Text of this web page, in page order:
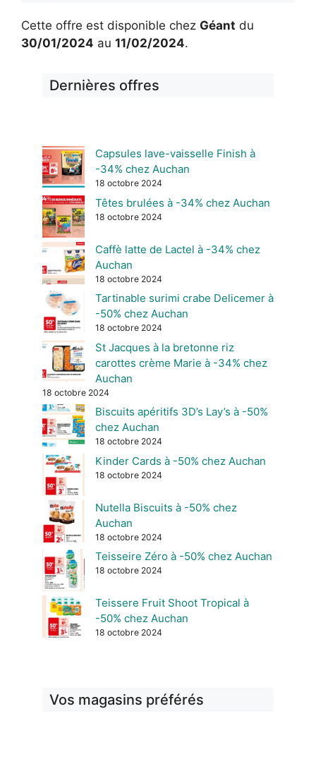
Cette offre est disponible chez Géant du
30/01/2024 au 11/02/2024.
Dernières offres
Capsules lave-vaisselle Finish à
-34% chez Auchan
18 octobre 2024
Têtes brulées à -34% chez Auchan
18 octobre 2024
Caffè latte de Lactel à -34% chez
Auchan
18 octobre 2024
Tartinable surimi crabe Delicemer à
-50% chez Auchan
18 octobre 2024
St Jacques à la bretonne riz
carottes crème Marie à -34% chez
Auchan
18 octobre 2024
Biscuits apéritifs 3D’s Lay’s à -50%
chez Auchan
18 octobre 2024
Kinder Cards à -50% chez Auchan
18 octobre 2024
Nutella Biscuits à -50% chez
Auchan
18 octobre 2024
Teisseire Zéro à -50% chez Auchan
18 octobre 2024
Teissere Fruit Shoot Tropical à
-50% chez Auchan
18 octobre 2024
Vos magasins préférés